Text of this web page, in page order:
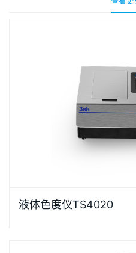
体色度测量设计的高精度
液体色度仪TS4020